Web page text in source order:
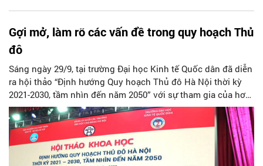
Gợi mở, làm rõ các vấn đề trong quy hoạch Thủ
đô
Sáng ngày 29/9, tại trường Đại học Kinh tế Quốc dân đã diễn
ra hội thảo “Định hướng Quy hoạch Thủ đô Hà Nội thời kỳ
2021-2030, tầm nhìn đến năm 2050” với sự tham gia của hơn
350 đại biểu bao gồm lãnh đạo các cơ quan Trung ương, các
Bộ ngành, lãnh đạo Thành phố Hà Nội, lãnh đạo các trường
Đại học, Học viện, Cao đẳng trên địa bàn Hà Nội cùng đông
đảo các chuyên gia, các nhà khoa học uy tín thuộc các lĩnh
vực nghiên cứu.